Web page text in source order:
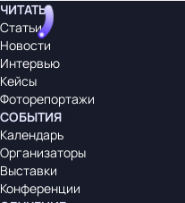
ЧИТАТЬ
Статьи
Новости
Интервью
Кейсы
Фоторепортажи
СОБЫТИЯ
Календарь
Организаторы
Выставки
Конференции